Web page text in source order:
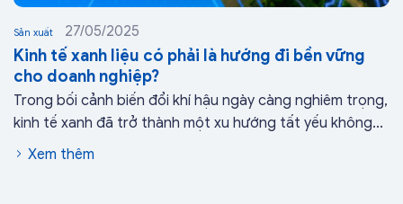
Sản xuất 27/05/2025
Kinh tế xanh liệu có phải là hướng đi bền vững
cho doanh nghiệp?
Trong bối cảnh biến đổi khí hậu ngày càng nghiêm trọng,
kinh tế xanh đã trở thành một xu hướng tất yếu không...
Xem thêm